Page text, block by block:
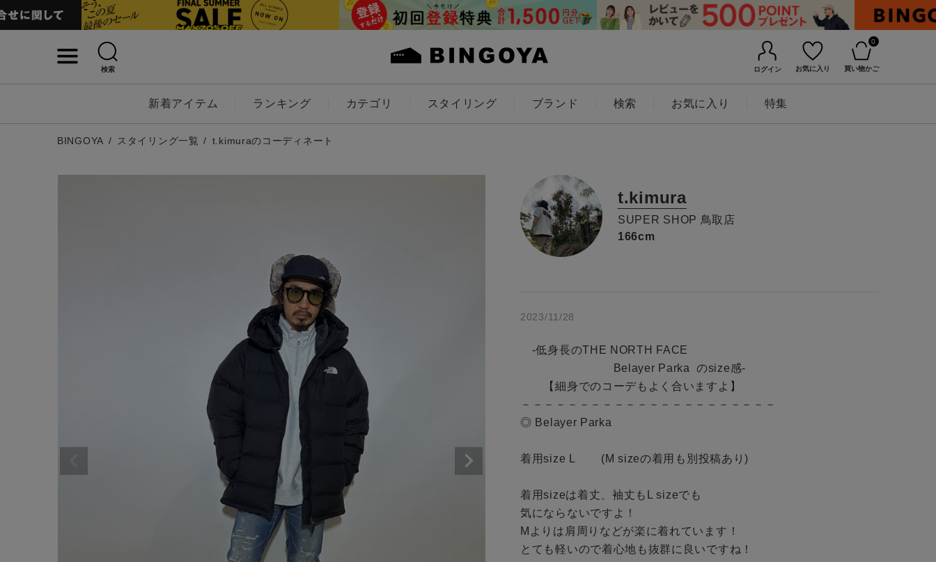
検索 ログイン お気に入り
0
買い物かご
新着アイテム ランキング カテゴリ スタイリング ブランド 検索 お気に入り 特集
ログイン / マイページ
アイテムを探す
WEB限定アイテムを探す
履き比べ可能商品から探す
店舗一覧
会社概要
お知らせ・ご利用ガイド
キーワード
ブランド
予約商品
セール価格 WEB限定
在庫あり 在庫なし含む
BINGOYA スタイリング一覧 t.kimuraのコーディネート
t.kimura
SUPER SHOP 鳥取店
166cm
2023/11/28
-低身長のTHE NORTH FACE
Belayer Parka  のsize感-
【細身でのコーデもよく合いますよ】
－－－－－－－－－－－－－－－－－－－－－－
◎ Belayer Parka
着用size L        (M sizeの着用も別投稿あり)
着用sizeは着丈、袖丈もL sizeでも
気にならないですよ！
Mよりは肩周りなどが楽に着れています！
とても軽いので着心地も抜群に良いですね！